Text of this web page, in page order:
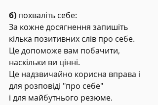
б) похваліть себе:
За кожне досягнення запишіть
кілька позитивних слів про себе.
Це допоможе вам побачити,
наскільки ви цінні.
Це надзвичайно корисна вправа і
для розповіді "про себе"
і для майбутнього резюме.